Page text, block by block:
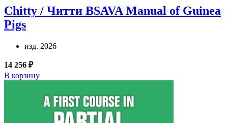
Chitty / Читти BSAVA Manual of Guinea
Pigs
изд. 2026
14 256 ₽
В корзину